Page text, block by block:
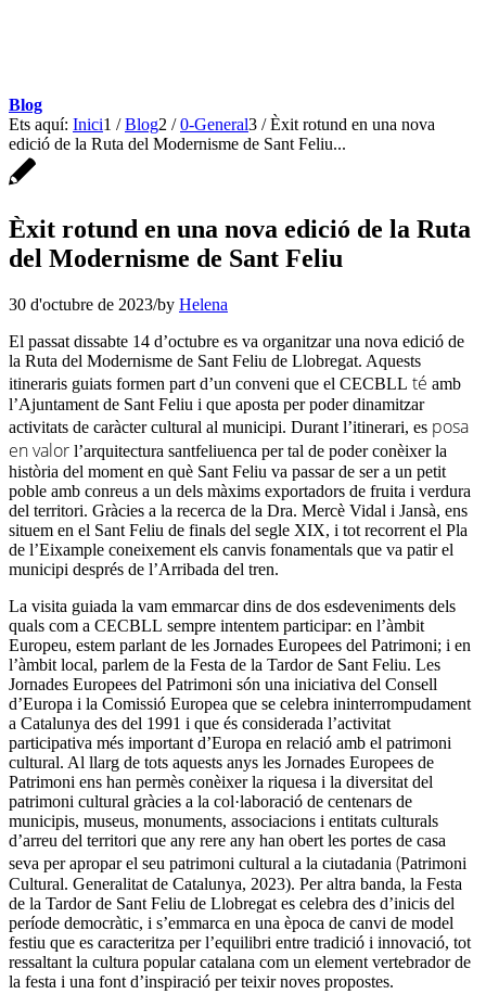
Blog
Ets aquí: Inici1 / Blog2 / 0-General3 / Èxit rotund en una nova
edició de la Ruta del Modernisme de Sant Feliu...
Èxit rotund en una nova edició de la Ruta
del Modernisme de Sant Feliu
30 d'octubre de 2023/by Helena
El passat dissabte 14 d’octubre es va organitzar una nova edició de
la Ruta del Modernisme de Sant Feliu de Llobregat. Aquests
itineraris guiats formen part d’un conveni que el CECBLL té amb
l’Ajuntament de Sant Feliu i que aposta per poder dinamitzar
activitats de caràcter cultural al municipi. Durant l’itinerari, es posa
en valor l’arquitectura santfeliuenca per tal de poder conèixer la
història del moment en què Sant Feliu va passar de ser a un petit
poble amb conreus a un dels màxims exportadors de fruita i verdura
del territori. Gràcies a la recerca de la Dra. Mercè Vidal i Jansà, ens
situem en el Sant Feliu de finals del segle XIX, i tot recorrent el Pla
de l’Eixample coneixement els canvis fonamentals que va patir el
municipi després de l’Arribada del tren.
La visita guiada la vam emmarcar dins de dos esdeveniments dels
quals com a CECBLL sempre intentem participar: en l’àmbit
Europeu, estem parlant de les Jornades Europees del Patrimoni; i en
l’àmbit local, parlem de la Festa de la Tardor de Sant Feliu. Les
Jornades Europees del Patrimoni són una iniciativa del Consell
d’Europa i la Comissió Europea que se celebra ininterrompudament
a Catalunya des del 1991 i que és considerada l’activitat
participativa més important d’Europa en relació amb el patrimoni
cultural. Al llarg de tots aquests anys les Jornades Europees de
Patrimoni ens han permès conèixer la riquesa i la diversitat del
patrimoni cultural gràcies a la col·laboració de centenars de
municipis, museus, monuments, associacions i entitats culturals
d’arreu del territori que any rere any han obert les portes de casa
seva per apropar el seu patrimoni cultural a la ciutadania (Patrimoni
Cultural. Generalitat de Catalunya, 2023). Per altra banda, la Festa
de la Tardor de Sant Feliu de Llobregat es celebra des d’inicis del
període democràtic, i s’emmarca en una època de canvi de model
festiu que es caracteritza per l’equilibri entre tradició i innovació, tot
ressaltant la cultura popular catalana com un element vertebrador de
la festa i una font d’inspiració per teixir noves propostes.